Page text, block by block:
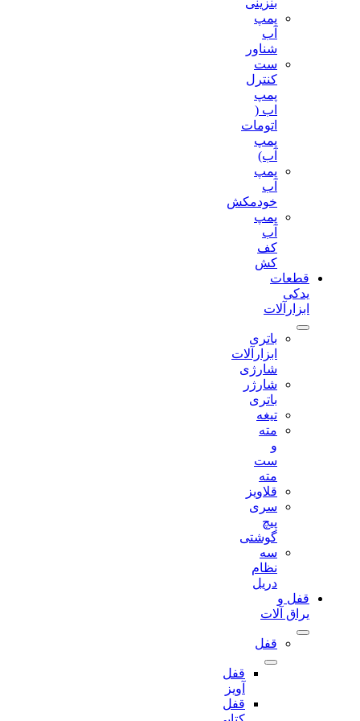
بنزینی
پمپ
شناور
ست
کنترل
اتومات
پمپ
خودمکش
پمپ
قطعات
ابزارآلات
باتری
ابزارآلات
شارژی
شارژر
تیغه
مته
قلاویز
سری
گوشتی
سه
قفل و
یراق آلات
قفل
قفل
قفل